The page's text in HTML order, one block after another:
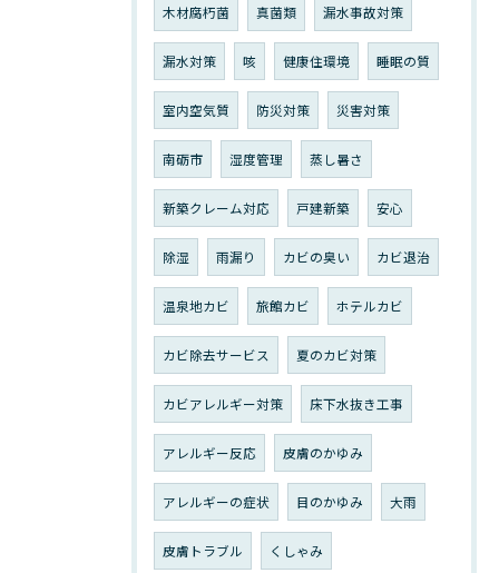
木材腐朽菌 真菌類 漏水事故対策
漏水対策 咳 健康住環境 睡眠の質
室内空気質 防災対策 災害対策
南砺市 湿度管理 蒸し暑さ
新築クレーム対応 戸建新築 安心
除湿 雨漏り カビの臭い カビ退治
温泉地カビ 旅館カビ ホテルカビ
カビ除去サービス 夏のカビ対策
カビアレルギー対策 床下水抜き工事
アレルギー反応 皮膚のかゆみ
アレルギーの症状 目のかゆみ 大雨
皮膚トラブル くしゃみ